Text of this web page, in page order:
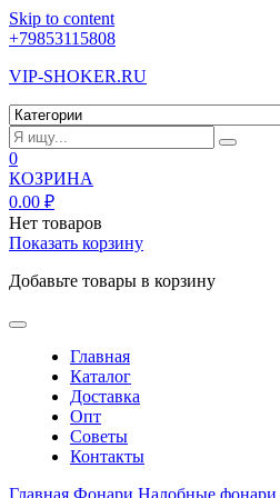
Skip to content
+79853115808
VIP-SHOKER.RU
0
КОЗРИНА
0.00 ₽
Нет товаров
Показать корзину
Добавьте товары в корзину
Главная
Каталог
Доставка
Опт
Советы
Контакты
Главная Фонари Налобные фонари